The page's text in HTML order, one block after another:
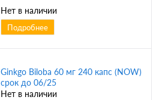
Нет в наличии
Подробнее
Ginkgo Biloba 60 мг 240 капс (NOW)
срок до 06/25
Нет в наличии